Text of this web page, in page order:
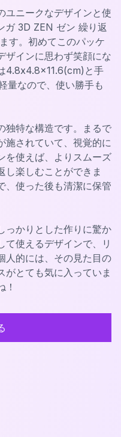
ユニークなデザインと使
ガ 3D ZEN ゼン 繰り返
す。初めてこのパッケ
ザインに思わず笑顔にな
4.8x4.8x11.6(cm)と手
量なので、使い勝手も
独特な構造です。まるで
施されていて、視覚的に
を使えば、よりスムーズ
し楽しむことができま
、使った後も清潔に保管
っかりとした作りに驚か
て使えるデザインで、リ
人的には、その見た目の
がとても気に入っていま
！